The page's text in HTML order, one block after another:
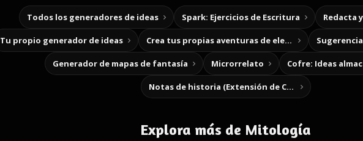
Todos los generadores de ideas Spark: Ejercicios de Escritura Redacta
Tu propio generador de ideas Crea tus propias aventuras de elección
Generador de mapas de fantasía Microrrelato Cofre: Ideas
Notas de historia (Extensión de Chrome)
Explora más de Mitología